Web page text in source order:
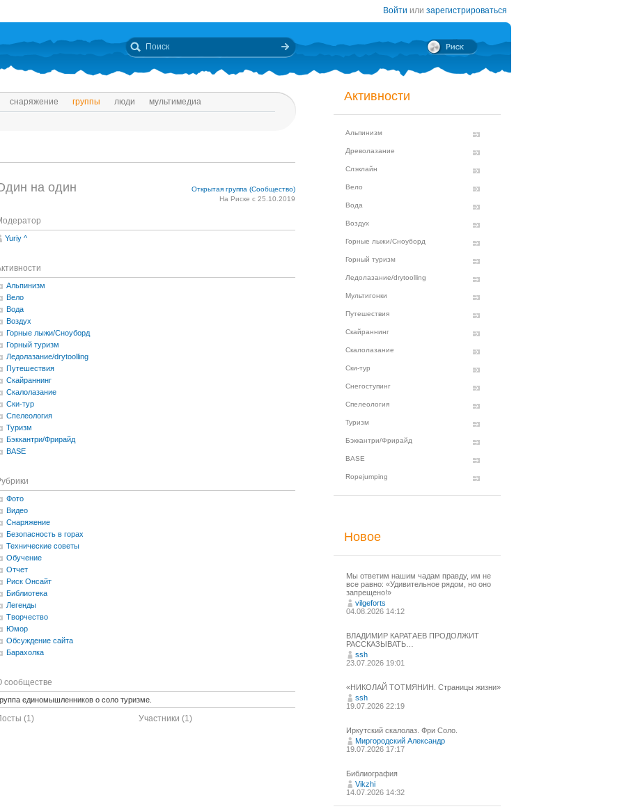
Войти или зарегистрироваться
снаряжение группы люди мультимедиа
на один
Открытая группа (Сообщество)
На Риске с 25.10.2019
Yuriy ^
Альпинизм
Вело
Вода
Воздух
Горные лыжи/Сноуборд
Горный туризм
Ледолазание/drytoolling
Путешествия
Скайраннинг
Скалолазание
Ски-тур
Спелеология
Туризм
Бэккантри/Фрирайд
BASE
Фото
Видео
Снаряжение
Безопасность в горах
Технические советы
Обучение
Отчет
Риск Онсайт
Библиотека
Легенды
Творчество
Юмор
Обсуждение сайта
Барахолка
сообществе
единомышленников о соло туризме.
(1) Участники (1)
Активности
Альпинизм
Древолазание
Слэклайн
Вело
Вода
Воздух
Горные лыжи/Сноуборд
Горный туризм
Ледолазание/drytoolling
Мультигонки
Путешествия
Скайраннинг
Скалолазание
Ски-тур
Снегоступинг
Спелеология
Туризм
Бэккантри/Фрирайд
BASE
Ropejumping
Новое
Мы ответим нашим чадам правду, им не
все равно: «Удивительное рядом, но оно
запрещено!»
vilgeforts
04.08.2026 14:12
ВЛАДИМИР КАРАТАЕВ ПРОДОЛЖИТ
РАССКАЗЫВАТЬ…
ssh
23.07.2026 19:01
«НИКОЛАЙ ТОТМЯНИН. Страницы жизни»
ssh
19.07.2026 22:19
Иркутский скалолаз. Фри Соло.
Миргородский Александр
19.07.2026 17:17
Библиография
Vikzhi
14.07.2026 14:32